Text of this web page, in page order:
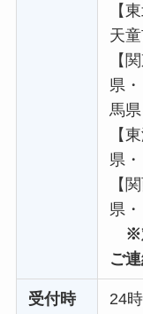
【
天童
【
県
馬県
【
県
【
県
※
ご
受付時
24